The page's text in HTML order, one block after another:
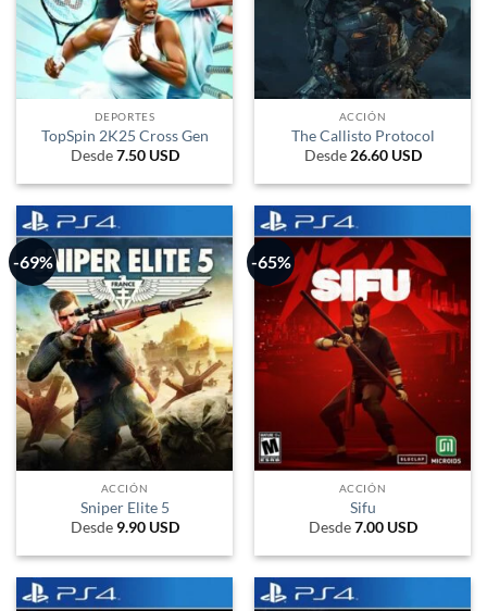
DEPORTES
TopSpin 2K25 Cross Gen
Desde7.50 USD
ACCIÓN
The Callisto Protocol
Desde 26.60 USD
-69%
ACCIÓN
Sniper Elite 5
Desde 9.90 USD
-65%
ACCIÓN
Sifu
Desde7.00 USD